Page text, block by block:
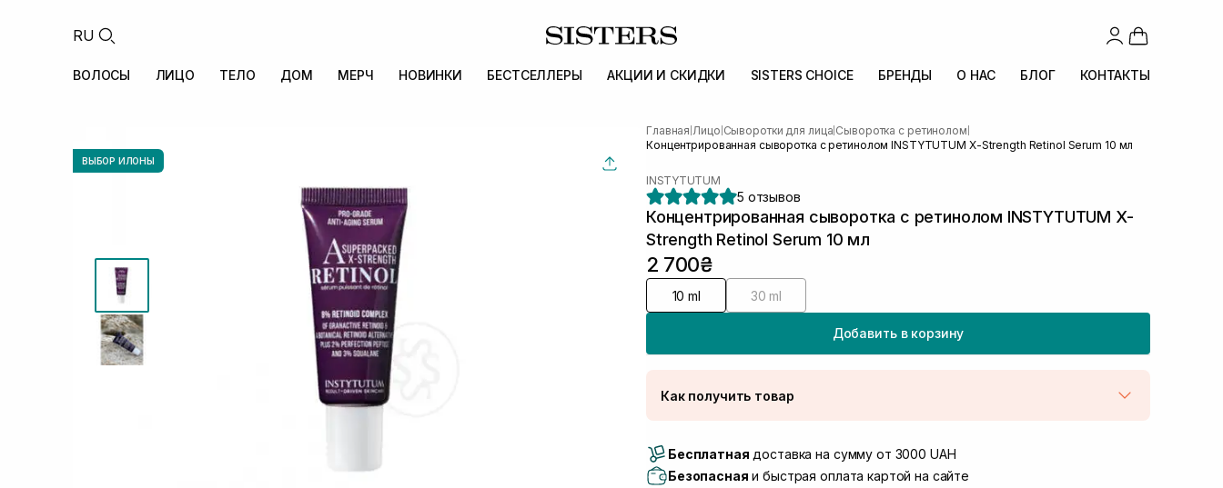
RU
ВОЛОСЫ ЛИЦО ТЕЛО ДОМ МЕРЧ НОВИНКИ БЕСТСЕЛЛЕРЫ АКЦИИ И СКИДКИ SISTERS CHOICE БРЕНДЫ О НАС БЛОГ КОНТАКТЫ
ВЫБОР ИЛОНЫ
Главная Лицо Сыворотки для лица Сыворотка с ретинолом
Концентрированная сыворотка с ретинолом INSTYTUTUM X-Strength Retinol Serum 10 мл
INSTYTUTUM
5 отзывов
Концентрированная сыворотка с ретинолом INSTYTUTUM X-
Strength Retinol Serum 10 мл
2 700₴
10 ml 30 ml
Добавить в корзину
Как получить товар
Самовывоз г. Луцк, Винниченка 4
Самовывоз г. Львов, ул. Академика Подстригача, 1В (Duck's
Бесплатная доставка на сумму от 3000 UAH
Безопасная и быстрая оплата картой на сайте